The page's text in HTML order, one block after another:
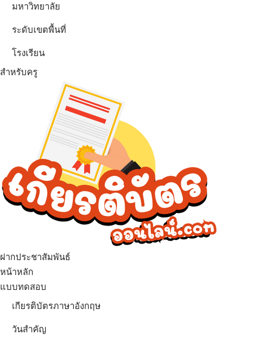
มหาวิทยาลัย
ระดับเขตพื้นที่
โรงเรียน
สำหรับครู
ฝากประชาสัมพันธ์
เมนู
หน้าหลัก
แบบทดสอบ
เกียรติบัตรภาษาอังกฤษ
วันสำคัญ